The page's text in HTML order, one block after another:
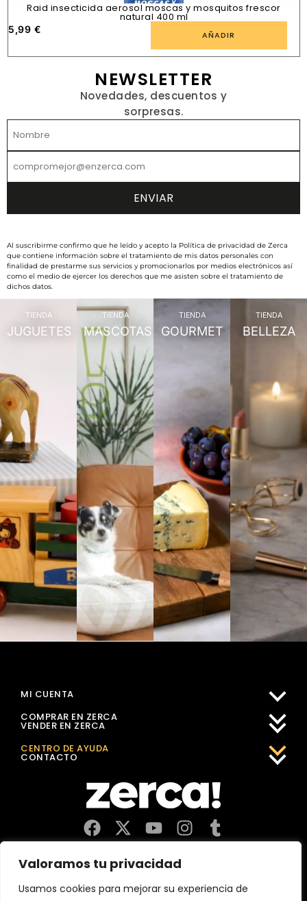
Valoramos tu privacidad
Usamos cookies para mejorar su experiencia de
Raid insecticida aerosol moscas y mosquitos frescor
natural 400 ml
5,99 € AÑADIR
NEWSLETTER
Novedades, descuentos y
sorpresas.
Al suscribirme confirmo que he leído y acepto la Política de privacidad de Zerca
que contiene información sobre el tratamiento de mis datos personales con
finalidad de prestarme sus servicios y promocionarlos por medios electrónicos así
como el medio de ejercer los derechos que me asisten sobre el tratamiento de
dichos datos.
TIENDA
JUGUETES
TIENDA
MASCOTAS
TIENDA
GOURMET
TIENDA
BELLEZA
Comercios, productores y distribuidores locales. Pagan
impuestos aquí, y dinamizan economía y empleo en tu
MI CUENTA
COMPRAR EN ZERCA
VENDER EN ZERCA
CENTRO DE AYUDA
CONTACTO